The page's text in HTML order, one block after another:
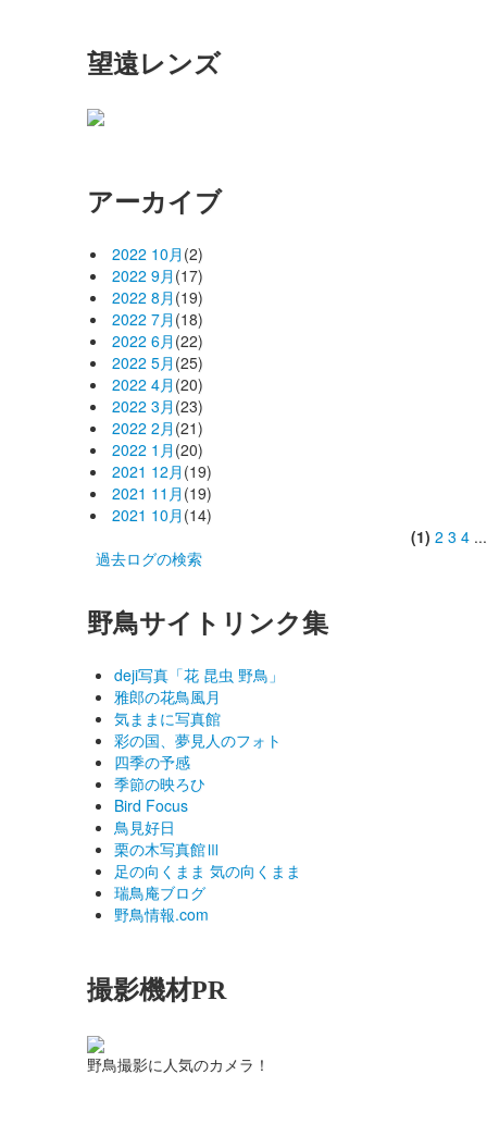
望遠レンズ
アーカイブ
2022 10月 (2)
2022 9月 (17)
2022 8月 (19)
2022 7月 (18)
2022 6月 (22)
2022 5月 (25)
2022 4月 (20)
2022 3月 (23)
2022 2月 (21)
2022 1月 (20)
2021 12月 (19)
2021 11月 (19)
2021 10月 (14)
(1) 2 3 4
過去ログの検索
野鳥サイトリンク集
deji写真「花 昆虫 野鳥」
雅郎の花鳥風月
気ままに写真館
彩の国、夢見人のフォト
四季の予感
季節の映ろひ
Bird Focus
鳥見好日
栗の木写真館Ⅲ
足の向くまま 気の向くまま
瑞鳥庵ブログ
野鳥情報.com
撮影機材PR
野鳥撮影に人気のカメラ！